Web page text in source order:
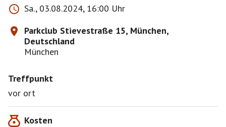
Das Motto ist und bleibt Badminton für Anfänger
Wer nach der Anmeldefrist . Freitag vor dem Event ab
Ersatz oder es rückt jemand nach..
Gleiche.
Sa., 03.08.2024, 16:00 Uhr
Parkclub Stievestraße 15, München,
Deutschland
München
Treffpunkt
vor ort
Kosten